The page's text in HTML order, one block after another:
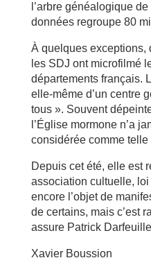
l’arbre généalogique
données regroupe 80
À quelques exceptions,
les SDJ ont microfilmé
départements français.
elle-même d’un centre
tous ». Souvent
l’Église mormone n’a
considérée comme telle
Depuis cet été, elle est
association cultuelle,
encore l’objet de
de certains, mais c’est
assure Patrick
Xavier Boussion